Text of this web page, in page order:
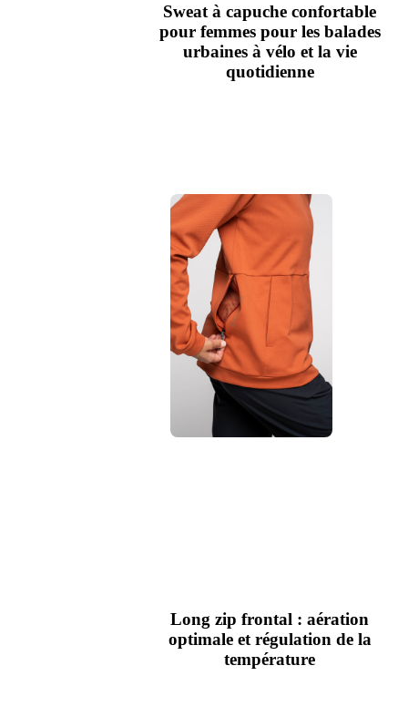
Sweat à capuche confortable
pour femmes pour les balades
urbaines à vélo et la vie
quotidienne
Long zip frontal : aération
optimale et régulation de la
température